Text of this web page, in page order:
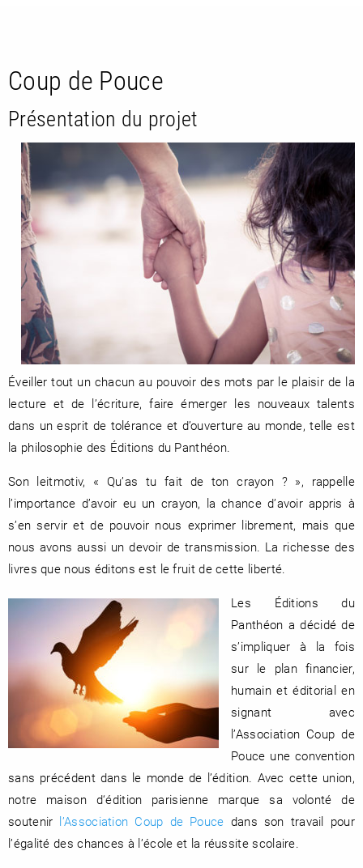
RETOUR
À PARAÎTRE
NOUVEAUTÉS
TOUT LE CATALOGUE
RETOUR
AVIS
RENCONTRE AVEC…
RETOUR
A LA UNE
REVUE DE PRESSE
Coup de Pouce
Présentation du projet
Éveiller tout un chacun au pouvoir des mots par le plaisir de la
lecture et de l’écriture, faire émerger les nouveaux talents
dans un esprit de tolérance et d’ouverture au monde, telle est
la philosophie des Éditions du Panthéon.
Son leitmotiv, « Qu’as tu fait de ton crayon ? », rappelle
l’importance d’avoir eu un crayon, la chance d’avoir appris à
s’en servir et de pouvoir nous exprimer librement, mais que
nous avons aussi un devoir de transmission. La richesse des
livres que nous éditons est le fruit de cette liberté.
Les Éditions du
Panthéon a décidé de
s’impliquer à la fois
sur le plan financier,
humain et éditorial en
signant avec
l’Association Coup de
Pouce une convention
sans précédent dans le monde de l’édition. Avec cette union,
notre maison d‘édition parisienne marque sa volonté de
soutenir l’Association Coup de Pouce dans son travail pour
l’égalité des chances à l’école et la réussite scolaire.